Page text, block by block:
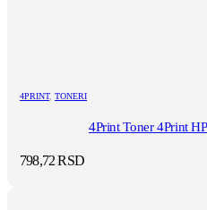
4PRINT, TONERI
4Print Toner 4Print
798,72RSD